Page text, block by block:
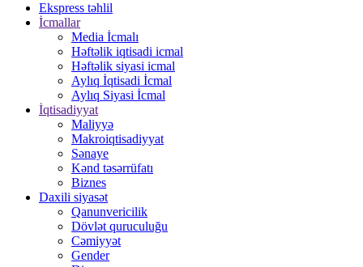
Ekspress təhlil
İcmallar
Media İcmalı
Həftəlik iqtisadi icmal
Həftəlik siyasi icmal
Aylıq İqtisadi İcmal
Aylıq Siyasi İcmal
İqtisadiyyat
Maliyyə
Makroiqtisadiyyat
Sənaye
Kənd təsərrüfatı
Biznes
Daxili siyasət
Qanunvericilik
Dövlət quruculuğu
Cəmiyyət
Gender